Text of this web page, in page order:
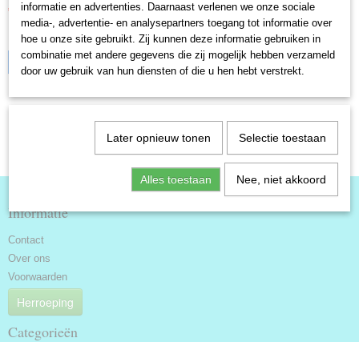
€ 279,00
Niet op voorraad
IN WINKELWAGEN
Informatie
Contact
Over ons
Voorwaarden
Herroeping
Categorieën
informatie en advertenties. Daarnaast verlenen we onze sociale
media-, advertentie- en analysepartners toegang tot informatie over
hoe u onze site gebruikt. Zij kunnen deze informatie gebruiken in
combinatie met andere gegevens die zij mogelijk hebben verzameld
door uw gebruik van hun diensten of die u hen hebt verstrekt.
Later opnieuw tonen Selectie toestaan
Alles toestaan Nee, niet akkoord